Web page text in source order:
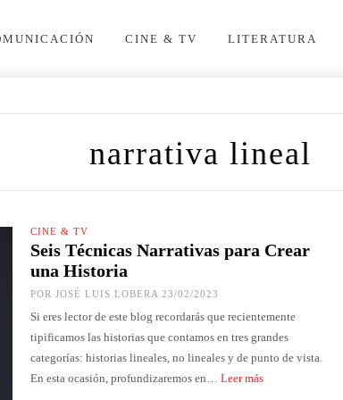
CINE & TV LITERATURA
narrativa lineal
CINE & TV
Seis Técnicas Narrativas para Crear
una Historia
POR JOSÉ LUIS LOBERA 23/02/2023
Si eres lector de este blog recordarás que recientemente
tipificamos las historias que contamos en tres grandes
categorías: historias lineales, no lineales y de punto de vista.
En esta ocasión, profundizaremos en… Leer más